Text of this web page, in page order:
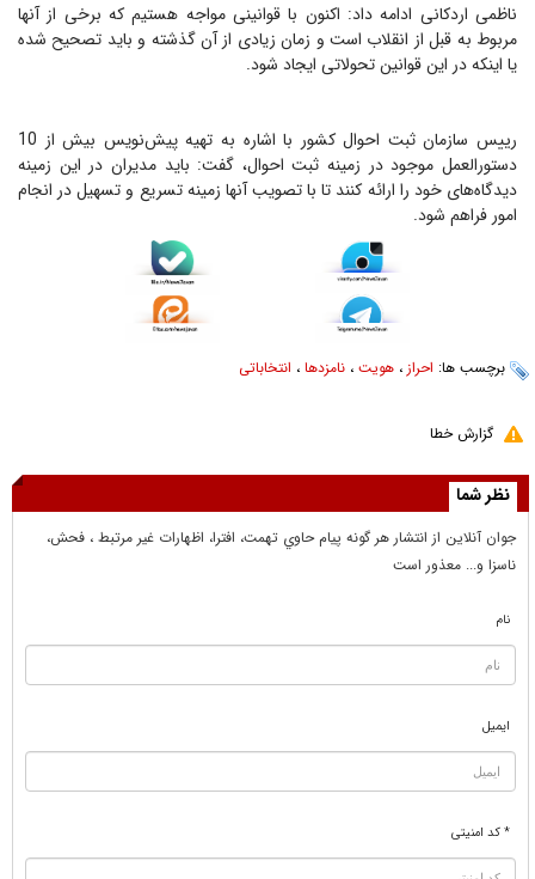
ناظمی اردكانی ادامه داد: اكنون با قوانینی مواجه هستیم كه برخی از آنها
مربوط به قبل از انقلاب است و زمان زیادی از آن گذشته و باید تصحیح شده
یا اینكه در این قوانین تحولاتی ایجاد شود.
رییس سازمان ثبت احوال كشور با اشاره به تهیه پیش‌نویس بیش از 10
دستورالعمل موجود در زمینه ثبت احوال، گفت: باید مدیران در این زمینه
دیدگاه‌های خود را ارائه كنند تا با تصویب آنها زمینه تسریع و تسهیل در انجام
امور فراهم شود.
برچسب ها: احراز ، هویت ، نامزدها ، انتخاباتی
گزارش خطا
نظر شما
جوان آنلاين از انتشار هر گونه پيام حاوي تهمت، افترا، اظهارات غير مرتبط ، فحش،
ناسزا و... معذور است
نام
ایمیل
* کد امنیتی